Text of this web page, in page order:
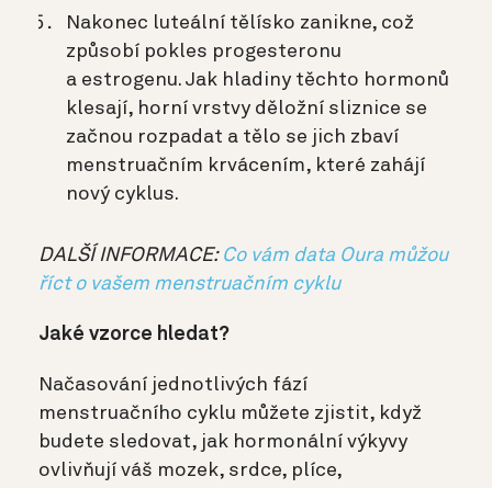
Nakonec luteální tělísko zanikne, což
způsobí pokles progesteronu
a estrogenu. Jak hladiny těchto hormonů
klesají, horní vrstvy děložní sliznice se
začnou rozpadat a tělo se jich zbaví
menstruačním krvácením, které zahájí
nový cyklus.
DALŠÍ INFORMACE: Co vám data Oura můžou
říct o vašem menstruačním cyklu
Jaké vzorce hledat?
Načasování jednotlivých fází
menstruačního cyklu můžete zjistit, když
budete sledovat, jak hormonální výkyvy
ovlivňují váš mozek, srdce, plíce,